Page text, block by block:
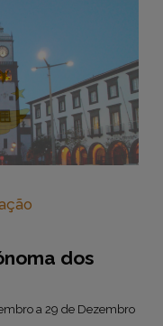
dos
a 29 de Dezembro